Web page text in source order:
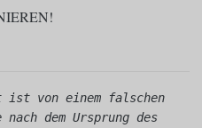
von einem falschen
dem Ursprung des